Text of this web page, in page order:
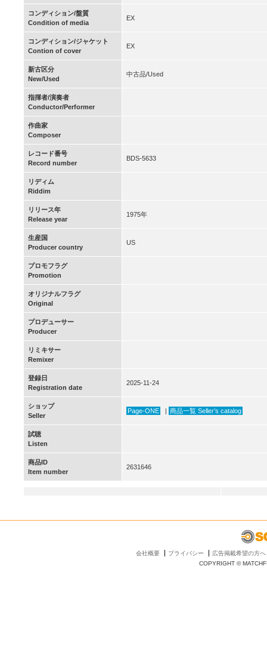
コンディション/盤質
Condition of media
EX
コンディション/ジャケット
Contion of cover
EX
新古区分
New/Used
中古品/Used
指揮者/演奏者
Conductor/Performer
作曲家
Composer
レコード番号
Record number
BDS-5633
リディム
Riddim
リリース年
Release year
1975年
生産国
Producer country
US
プロモフラグ
Promotion
オリジナルフラグ
Original
プロデューサー
Producer
リミキサー
Remixer
登録日
Registration date
2025-11-24
ショップ
Seller
Page-ONE | 商品一覧 Seller’s catalog
試聴
Listen
商品ID
Item number
2631646
会社概要 プライバシー
広告掲載希望の方へ
COPYRIGHT ©